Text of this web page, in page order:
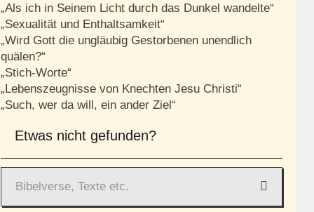
„Als ich in Seinem Licht durch das Dunkel wandelte“
„Sexualität und Enthaltsamkeit“
„Wird Gott die ungläubig Gestorbenen unendlich
quälen?“
„Stich-Worte“
„Lebenszeugnisse von Knechten Jesu Christi“
„Such, wer da will, ein ander Ziel“
Etwas nicht gefunden?